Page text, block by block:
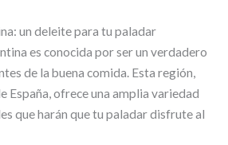
un deleite para tu paladar
es conocida por ser un verdadero
de la buena comida. Esta región,
España, ofrece una amplia variedad
que harán que tu paladar disfrute al